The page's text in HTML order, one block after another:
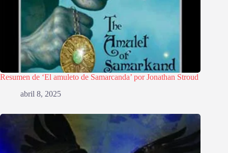
Resumen de ‘El amuleto de Samarcanda’ por Jonathan Stroud
abril 8, 2025